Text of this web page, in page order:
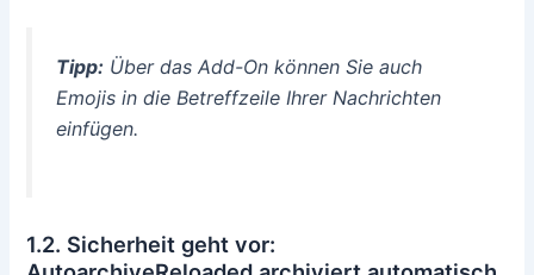
Tipp: Über das Add-On können Sie auch
Emojis in die Betreffzeile Ihrer Nachrichten
einfügen.
1.2. Sicherheit geht vor: